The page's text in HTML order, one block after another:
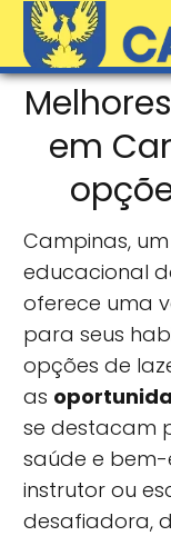
em
Campinas,
educacional
oferece uma
para seus
opções de
as
se destacam
saúde e
instrutor ou
desafiadora,